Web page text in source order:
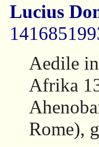
Lucius
Aedile
Afrika
Rome),